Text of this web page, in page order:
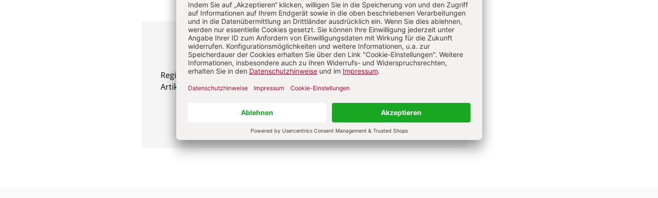
DIESEN ARTIKEL JETZT LESEN!
Registrierte Nutzer/-innen können diesen
Artikel kostenlos lesen.
Sie haben bereits ein Konto?